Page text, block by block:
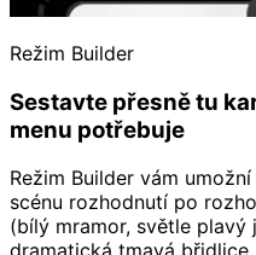
Režim Builder
Sestavte přesně tu
menu potřebuje
Režim Builder vám
scénu rozhodnutí po
(bílý mramor, světle